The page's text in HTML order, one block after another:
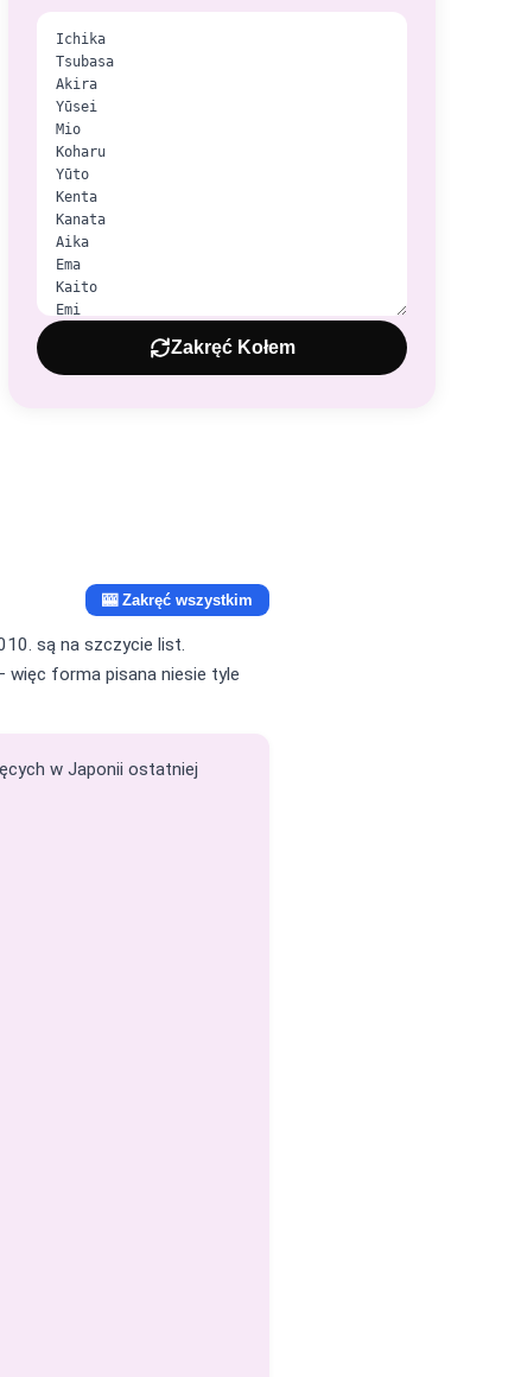
Zakręć Kołem
🎰 Zakręć wszystkim
są na szczycie list.
więc forma pisana niesie tyle
w Japonii ostatniej